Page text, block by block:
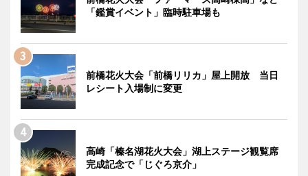
「鑑賞イベント」臨時駐車場も
前橋花火大会「前橋リリカ」屋上開放 当日
レシート入場制に変更
高崎「榛名湖花火大会」湖上ステージ観覧席
完成記念で「じぐろ京介」